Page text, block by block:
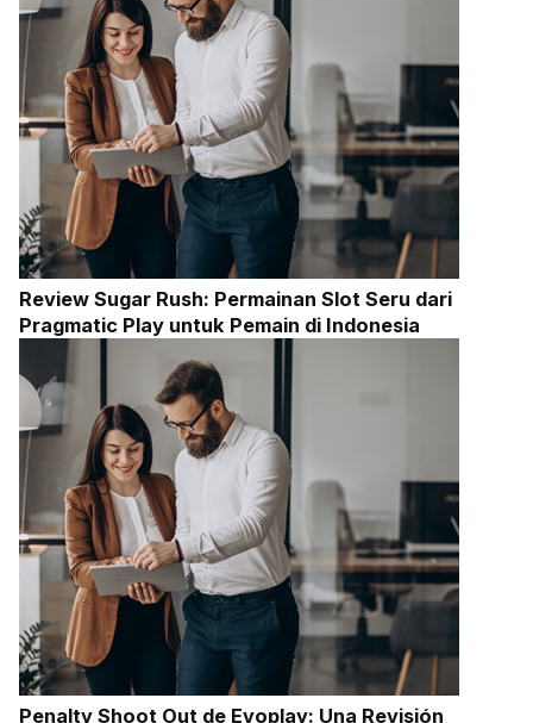
Review Sugar Rush: Permainan Slot Seru dari
Pragmatic Play untuk Pemain di Indonesia
Penalty Shoot Out de Evoplay: Una Revisión